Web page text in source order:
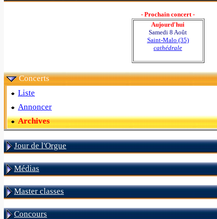
- Prochain concert -
Aujourd'hui
Samedi 8 Août
Saint-Malo (35)
cathédrale
Concerts
Liste
Annoncer
Archives
Jour de l'Orgue
Médias
Master classes
Concours